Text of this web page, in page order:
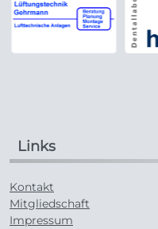
Links
Kontakt
Mitgliedschaft
Impressum